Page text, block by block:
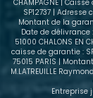
CHAMPAGNE |
SP12737 |
Montant de la
Date de
51000 CHALONS EN
caisse de garantie :
75015 PARIS |
M.LATREUILLE
Entreprise